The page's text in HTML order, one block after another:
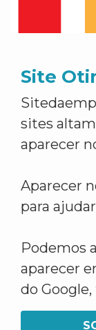
Site
sites
aparecer
Aparecer
para
Podemos
aparecer
do